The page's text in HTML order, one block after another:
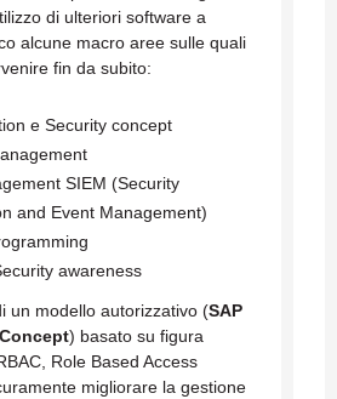
di ulteriori software a
alcune macro aree sulle quali
fin da subito:
e Security concept
SIEM (Security
and Event Management)
awareness
un modello autorizzativo (SAP
) basato su figura
Role Based Access
migliorare la gestione